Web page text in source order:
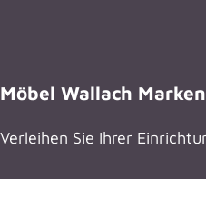
Möbel Wallach
Verleihen Sie Ihrer